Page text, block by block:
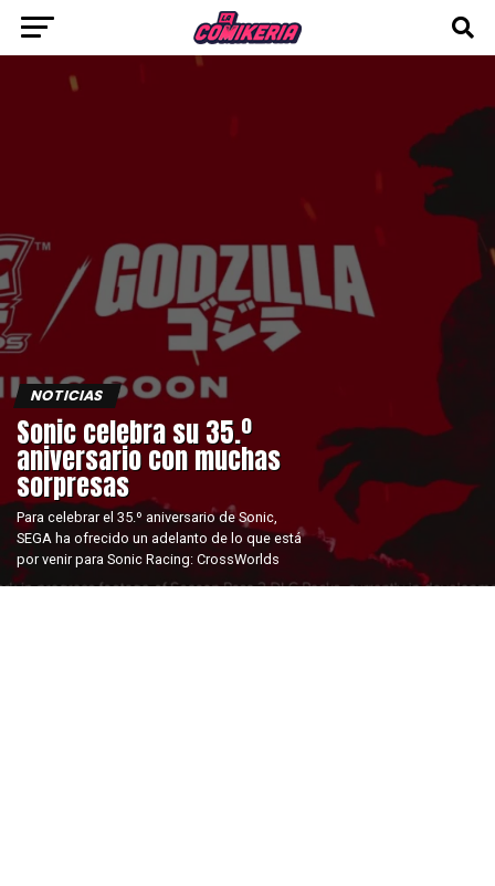
NOTICIAS
Sonic celebra su 35.º
aniversario con muchas
sorpresas
Para celebrar el 35.º aniversario de Sonic,
SEGA ha ofrecido un adelanto de lo que está
por venir para Sonic Racing: CrossWorlds